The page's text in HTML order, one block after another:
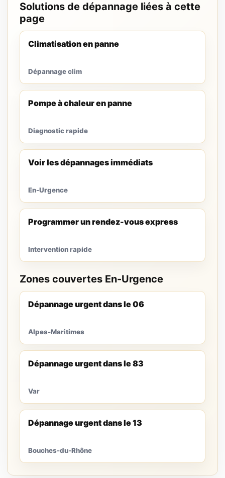
Solutions de dépannage liées à cette
page
Climatisation en panne
Dépannage clim
Pompe à chaleur en panne
Diagnostic rapide
Voir les dépannages immédiats
En-Urgence
Programmer un rendez-vous express
Intervention rapide
Zones couvertes En-Urgence
Dépannage urgent dans le 06
Alpes-Maritimes
Dépannage urgent dans le 83
Var
Dépannage urgent dans le 13
Bouches-du-Rhône